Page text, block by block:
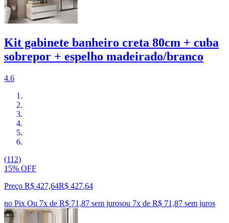
Kit gabinete banheiro creta 80cm + cuba
sobrepor + espelho madeirado/branco
4.6
(112)
15% OFF
Preço R$ 427,64R$ 427,64
no Pix Ou 7x de R$ 71,87 sem jurosou 7x de R$ 71,87 sem juros